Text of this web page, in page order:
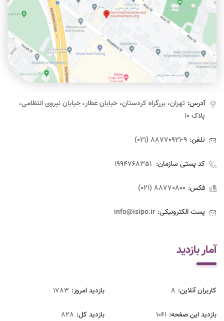
آدرس: تهران، بزرگراه کردستان، خیابان عطار، خیابان نیروی انتظامی،
پلاک ۱۰
تلفن: 9-88770921 (021)
کد پستی سازمان:
فکس: 88770800 (021)
پست الکترونیکی: info@isipo.ir
آمار بازدید
کاربران آنلاین: 8 بازدید امروز: 1783
بازدید این صفحه: 1061 بازدید‌ کل: 828